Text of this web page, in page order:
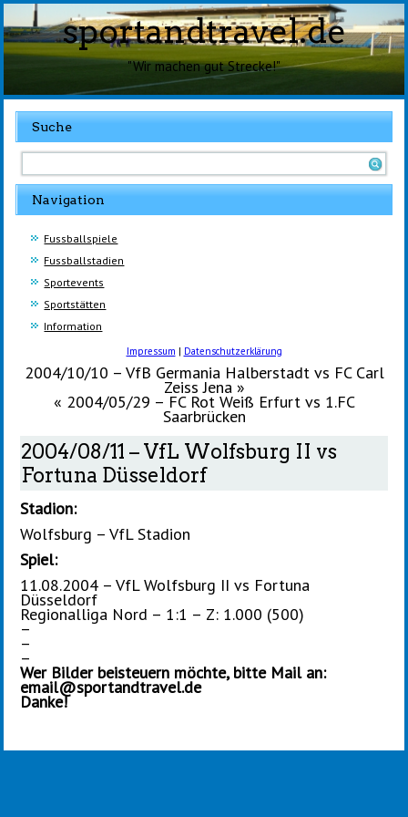
sportandtravel.de
"Wir machen gut Strecke!"
Suche
Navigation
Fussballspiele
Fussballstadien
Sportevents
Sportstätten
Information
Impressum | Datenschutzerklärung
2004/10/10 – VfB Germania Halberstadt vs FC Carl
Zeiss Jena»
« 2004/05/29 – FC Rot Weiß Erfurt vs 1.FC
Saarbrücken
2004/08/11 – VfL Wolfsburg II vs
Fortuna Düsseldorf
Stadion:
Wolfsburg – VfL Stadion
Spiel:
11.08.2004 – VfL Wolfsburg II vs Fortuna
Düsseldorf
Regionalliga Nord – 1:1 – Z: 1.000 (500)
–
–
–
Wer Bilder beisteuern möchte, bitte Mail an:
email@sportandtravel.de
Danke!